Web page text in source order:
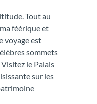
Tout au
féérique et
voyage est
sommets
le Palais
sur les